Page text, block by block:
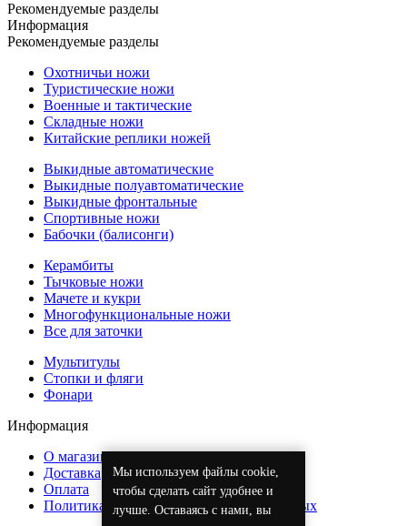
Мы используем файлы cookie,
чтобы сделать сайт удобнее и
лучше. Оставаясь с нами, вы
Рекомендуемые разделы
Информация
Рекомендуемые разделы
Охотничьи ножи
Туристические ножи
Военные и тактические
Складные ножи
Китайские реплики ножей
Выкидные автоматические
Выкидные полуавтоматические
Выкидные фронтальные
Спортивные ножи
Бабочки (балисонги)
Керамбиты
Тычковые ножи
Мачете и кукри
Многофункциональные ножи
Все для заточки
Мультитулы
Стопки и фляги
Фонари
Информация
О магазине
Доставка
Оплата
Политика обработки персональных данных